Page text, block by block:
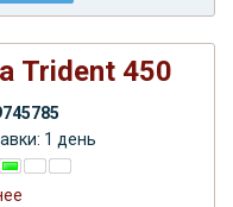
Trident 450
1 день